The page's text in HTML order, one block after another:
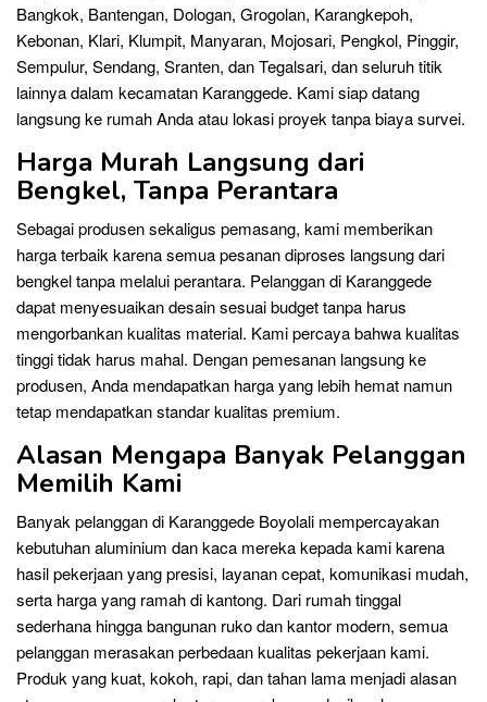
Bangkok, Bantengan, Dologan, Grogolan, Karangkepoh,
Kebonan, Klari, Klumpit, Manyaran, Mojosari, Pengkol, Pinggir,
Sempulur, Sendang, Sranten, dan Tegalsari, dan seluruh titik
lainnya dalam kecamatan Karanggede. Kami siap datang
langsung ke rumah Anda atau lokasi proyek tanpa biaya survei.
Harga Murah Langsung dari
Bengkel, Tanpa Perantara
Sebagai produsen sekaligus pemasang, kami memberikan
harga terbaik karena semua pesanan diproses langsung dari
bengkel tanpa melalui perantara. Pelanggan di Karanggede
dapat menyesuaikan desain sesuai budget tanpa harus
mengorbankan kualitas material. Kami percaya bahwa kualitas
tinggi tidak harus mahal. Dengan pemesanan langsung ke
produsen, Anda mendapatkan harga yang lebih hemat namun
tetap mendapatkan standar kualitas premium.
Alasan Mengapa Banyak Pelanggan
Memilih Kami
Banyak pelanggan di Karanggede Boyolali mempercayakan
kebutuhan aluminium dan kaca mereka kepada kami karena
hasil pekerjaan yang presisi, layanan cepat, komunikasi mudah,
serta harga yang ramah di kantong. Dari rumah tinggal
sederhana hingga bangunan ruko dan kantor modern, semua
pelanggan merasakan perbedaan kualitas pekerjaan kami.
Produk yang kuat, kokoh, rapi, dan tahan lama menjadi alasan